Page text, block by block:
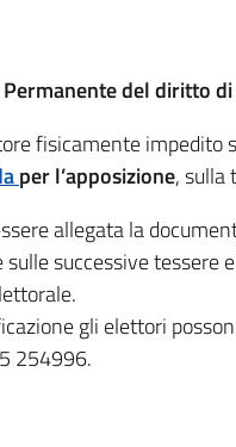
del diritto
fisicamente impedito
per l’apposizione, sulla
allegata la
successive
gli elettori
254996.